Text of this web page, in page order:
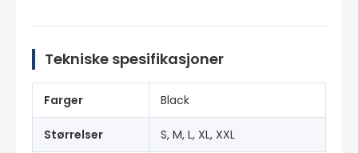
Tekniske spesifikasjoner
Farger Black
Størrelser S, M, L, XL, XXL